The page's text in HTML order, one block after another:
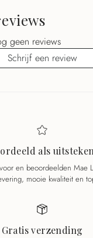
geen reviews
Schrijf een review
als
en beoordeelden Mae
mooie kwaliteit en
Gratis verzending